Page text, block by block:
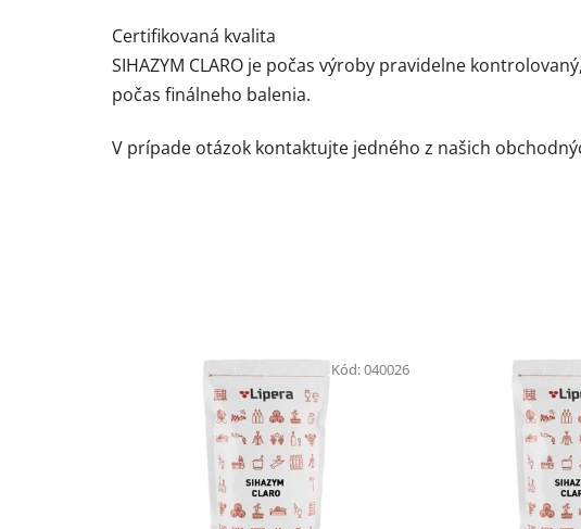
Certifikovaná kvalita
SIHAZYM CLARO je počas výroby pravidelne
počas finálneho balenia.
V prípade otázok kontaktujte jedného z našich
Kód:040026